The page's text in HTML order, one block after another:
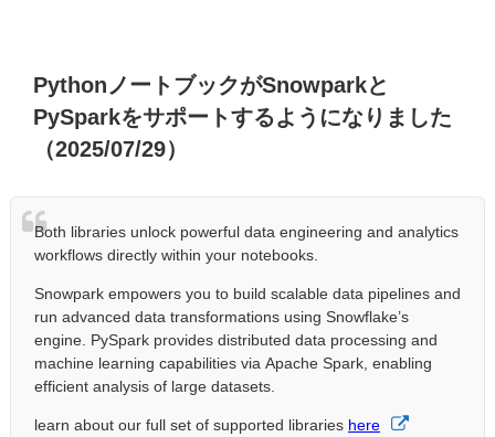
PythonノートブックがSnowparkと
PySparkをサポートするようになりました
（2025/07/29）
Both libraries unlock powerful data engineering and analytics
workflows directly within your notebooks.
Snowpark empowers you to build scalable data pipelines and
run advanced data transformations using Snowflake’s
engine. PySpark provides distributed data processing and
machine learning capabilities via Apache Spark, enabling
efficient analysis of large datasets.
learn about our full set of supported libraries here